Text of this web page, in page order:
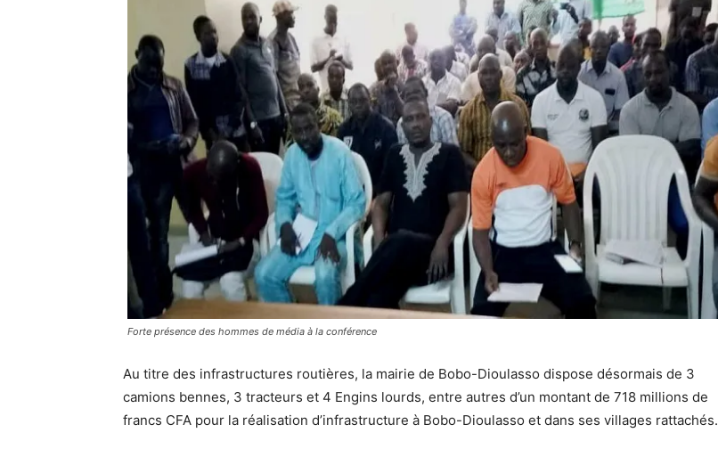
Forte présence des hommes de média à la conférence
Au titre des infrastructures routières, la mairie de Bobo-Dioulasso dispose désormais de 3
camions bennes, 3 tracteurs et 4 Engins lourds, entre autres d’un montant de 718 millions de
francs CFA pour la réalisation d’infrastructure à Bobo-Dioulasso et dans ses villages rattachés.